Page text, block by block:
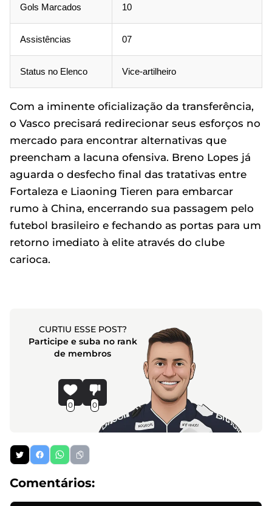
Gols Marcados 10
Assistências 07
Status no Elenco Vice-artilheiro
Com a iminente oficialização da transferência,
o Vasco precisará redirecionar seus esforços no
mercado para encontrar alternativas que
preencham a lacuna ofensiva. Breno Lopes já
aguarda o desfecho final das tratativas entre
Fortaleza e Liaoning Tieren para embarcar
rumo à China, encerrando sua passagem pelo
futebol brasileiro e fechando as portas para um
retorno imediato à elite através do clube
carioca.
CURTIU ESSE POST?
Participe e suba no rank
de membros
0 0
Comentários: